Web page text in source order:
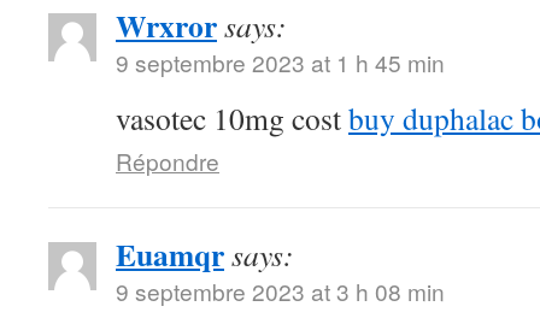
Wrxrorsays:
9 septembre 2023 at 1 h 45 min
vasotec 10mg costbuy duphalac
Répondre
Euamqrsays:
9 septembre 2023 at 3 h 08 min